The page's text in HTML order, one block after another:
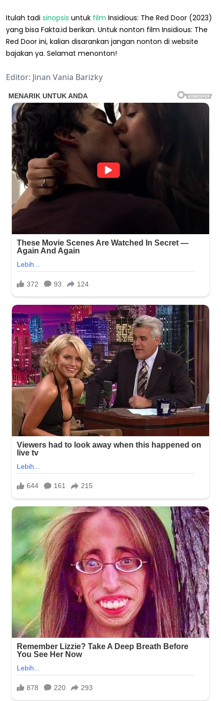
Itulah tadi sinopsis untuk film Insidious: The Red Door (2023)
yang bisa Fakta.id berikan. Untuk nonton film Insidious: The
Red Door ini, kalian disarankan jangan nonton di website
bajakan ya. Selamat menonton!
Editor: Jinan Vania Barizky